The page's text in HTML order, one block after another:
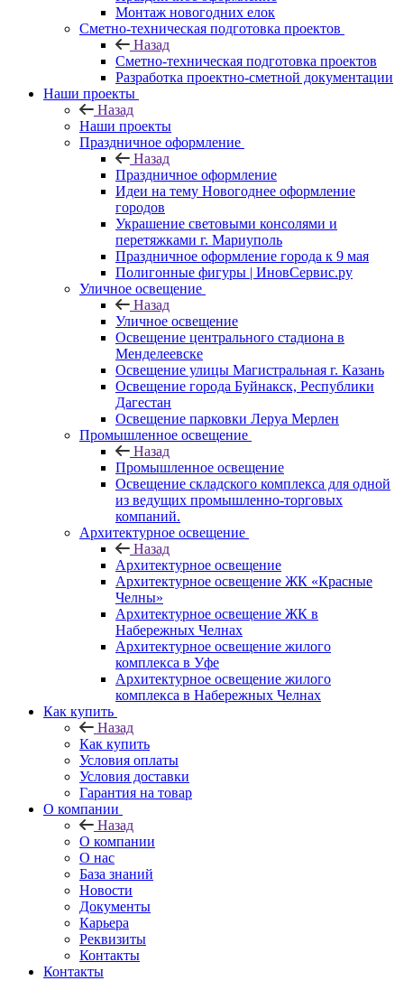
Монтаж новогодних елок
Сметно-техническая подготовка проектов
Назад
Сметно-техническая подготовка проектов
Разработка проектно-сметной документации
Наши проекты
Назад
Наши проекты
Праздничное оформление
Назад
Праздничное оформление
Идеи на тему Новогоднее оформление
городов
Украшение световыми консолями и
перетяжками г. Мариуполь
Праздничное оформление города к 9 мая
Полигонные фигуры | ИновСервис.ру
Уличное освещение
Назад
Уличное освещение
Освещение центрального стадиона в
Менделеевске
Освещение улицы Магистральная г. Казань
Освещение города Буйнакск, Республики
Дагестан
Освещение парковки Леруа Мерлен
Промышленное освещение
Назад
Промышленное освещение
Освещение складского комплекса для одной
из ведущих промышленно-торговых
компаний.
Архитектурное освещение
Назад
Архитектурное освещение
Архитектурное освещение ЖК «Красные
Челны»
Архитектурное освещение ЖК в
Набережных Челнах
Архитектурное освещение жилого
комплекса в Уфе
Архитектурное освещение жилого
комплекса в Набережных Челнах
Как купить
Назад
Как купить
Условия оплаты
Условия доставки
Гарантия на товар
О компании
Назад
О компании
О нас
База знаний
Новости
Документы
Карьера
Реквизиты
Контакты
Контакты